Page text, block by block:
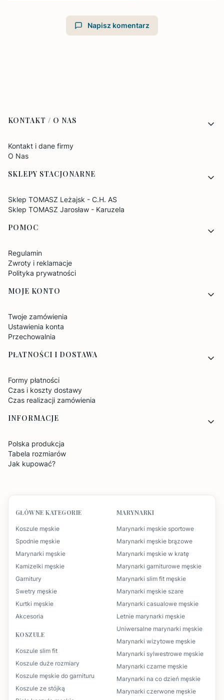
Napisz komentarz
Linki w stopce
KONTAKT / O NAS
Kontakt i dane firmy
O Nas
SKLEPY STACJONARNE
Sklep TOMASZ Leżajsk - C.H. AS
Sklep TOMASZ Jarosław - Karuzela
POMOC
Regulamin
Zwroty i reklamacje
Polityka prywatności
MOJE KONTO
Twoje zamówienia
Ustawienia konta
Przechowalnia
PŁATNOŚCI I DOSTAWA
Formy płatności
Czas i koszty dostawy
Czas realizacji zamówienia
INFORMACJE
Polska produkcja
Tabela rozmiarów
Jak kupować?
GŁÓWNE KATEGORIE
Koszule męskie
Spodnie męskie
Marynarki męskie
Kamizelki męskie
Garnitury
Swetry męskie
Kurtki męskie
Akcesoria
KOSZULE
Koszule slim fit
Koszule duże rozmiary
Koszule męskie do garnituru
Koszule ze stójką
MARYNARKI
Marynarki męskie sportowe
Marynarki męskie brązowe
Marynarki męskie w kratę
Marynarki garniturowe męskie
Marynarki slim fit męskie
Marynarki męskie szare
Marynarki casualowe męskie
Letnie marynarki męskie
Uniwersalne marynarki męskie
Marynarki wizytowe męskie
Marynarki sylwestrowe męskie
Marynarki czarne męskie
Marynarki na co dzień męskie
Marynarki czerwone męskie